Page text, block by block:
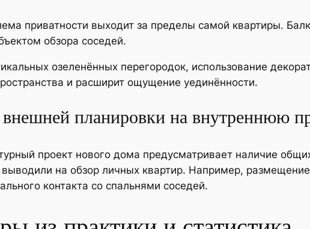
приватности выходит за пределы самой квартиры.
обзора соседей.
озеленённых перегородок, использование
и расширит ощущение уединённости.
планировки на внутреннюю
проект нового дома предусматривает наличие
на обзор личных квартир. Например,
контакта со спальнями соседей.